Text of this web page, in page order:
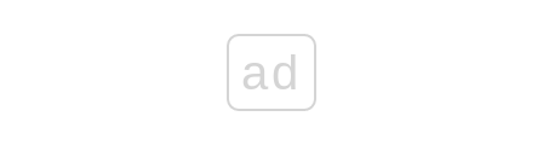
ad